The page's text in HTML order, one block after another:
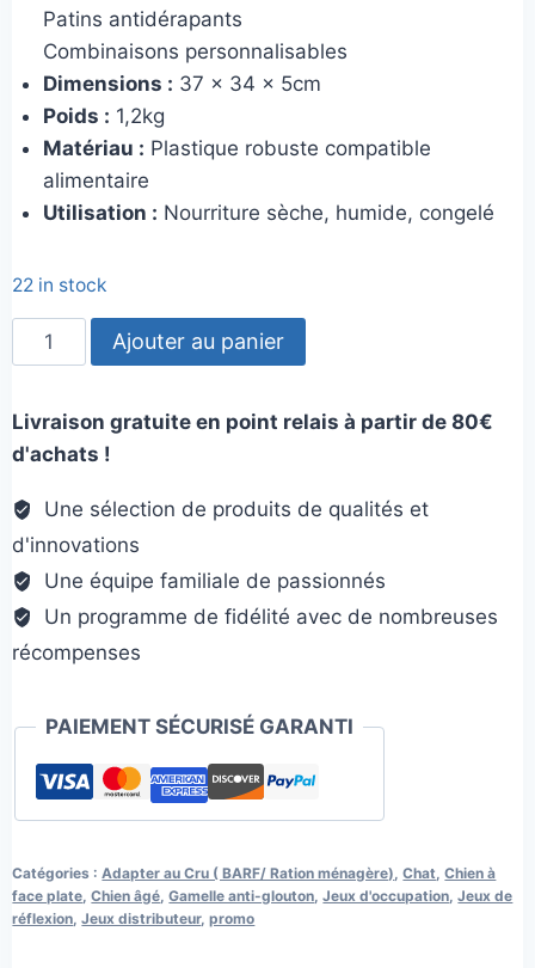
32,00€.28,00€.
Patins antidérapants
Combinaisons personnalisables
Dimensions : 37 x 34 x 5cm
Poids : 1,2kg
Matériau : Plastique robuste compatible
alimentaire
Utilisation : Nourriture sèche, humide, congelé
22 in stock
quantité
de
Puzzle
Prémium
Ajouter au panier
Livraison gratuite en point relais à partir de 80€
d'achats !
Une sélection de produits de qualités et
d'innovations
Une équipe familiale de passionnés
Un programme de fidélité avec de nombreuses
récompenses
PAIEMENT SÉCURISÉ GARANTI
Catégories :Adapter au Cru ( BARF/ Ration ménagère),Chat,Chien à
face plate,Chien âgé,Gamelle anti-glouton,Jeux d'occupation,Jeux de
réflexion,Jeux distributeur,promo